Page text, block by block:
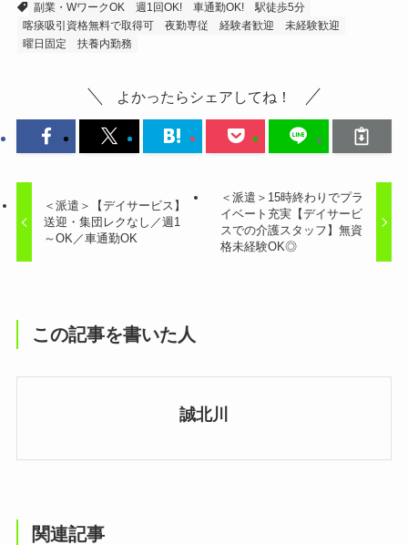
副業・WワークOK
週1回OK! 車通勤OK!
駅徒歩5分
喀痰吸引資格無料で取得可
夜勤専従 経験者歓迎
未経験歓迎
曜日固定
扶養内勤務
よかったらシェアしてね！
＜派遣＞【デイサービス】
送迎・集団レクなし／週1
～OK／車通勤OK
＜派遣＞15時終わりでプラ
イベート充実【デイサービ
スでの介護スタッフ】無資
格未経験OK◎
この記事を書いた人
誠北川
関連記事